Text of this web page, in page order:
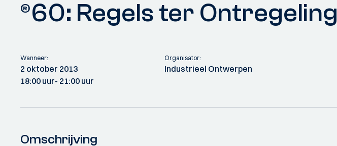
®60: Regels ter Ontregeling
Wanneer:
2 oktober 2013
18:00 uur- 21:00 uur
Organisator:
Industrieel Ontwerpen
Omschrijving